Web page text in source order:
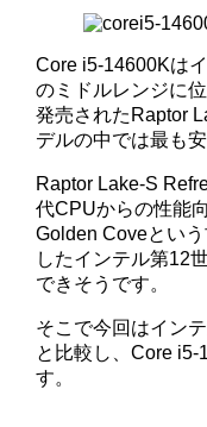
Core i5-14600Kは
のミドルレンジに
発売されたRaptor
デルの中では最も
Raptor Lake-S
代CPUからの性能
Golden Coveとい
したインテル第12
できそうです。
そこで今回はイン
と比較し、Core i5-
す。